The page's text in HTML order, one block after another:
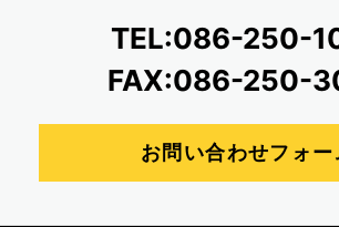
TEL:086-250-
FAX:086-250-
お問い合わせフォー